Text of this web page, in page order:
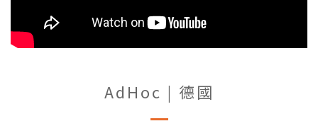
AdHoc | 德國